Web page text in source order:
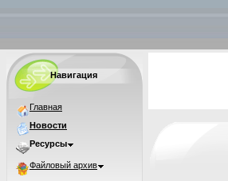
Навигация
Главная
Новости
Ресурсы
Файловый архив